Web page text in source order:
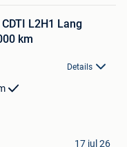
L2H1 Lang
km
Details
17 jul 26